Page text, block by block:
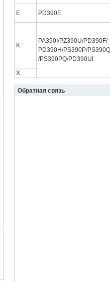
E PD390E
K
PA390I/PZ390U/PD390F/
PD390H/PS390P/PS390Q
/PS390PQ/PD390UI
X
Обратная связь